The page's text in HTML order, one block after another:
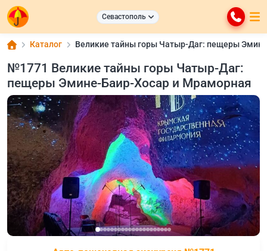
Севастополь
Каталог Великие тайны горы Чатыр-Даг: пещеры
№1771 Великие тайны горы Чатыр-Даг:
пещеры Эмине-Баир-Хосар и Мраморная